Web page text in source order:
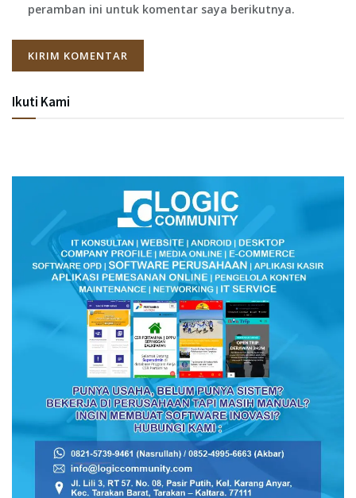
peramban ini untuk komentar saya berikutnya.
Ikuti Kami